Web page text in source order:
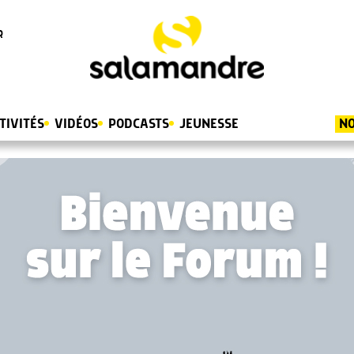
VIDÉOS PODCASTS JEUNESSE